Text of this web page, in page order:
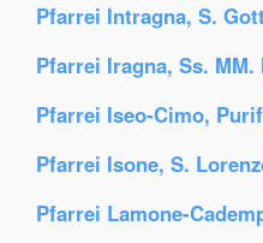
Pfarrei Intragna, S.
Pfarrei Iragna, Ss. MM.
Pfarrei Iseo-Cimo,
Pfarrei Isone, S.
Pfarrei Lamone-